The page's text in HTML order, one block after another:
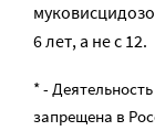
6 лет, а не с 12.
* -
запрещена в